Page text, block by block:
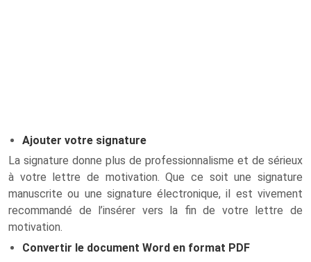
Ajouter votre signature
La signature donne plus de professionnalisme et de sérieux
à votre lettre de motivation. Que ce soit une signature
manuscrite ou une signature électronique, il est vivement
recommandé de l’insérer vers la fin de votre lettre de
motivation.
Convertir le document Word en format PDF